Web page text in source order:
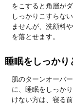
をこすると角層が
しっかりこすらな
ませんが、洗顔料
を落とせます。
睡眠をしっかり
肌のターンオーバ
に、睡眠をしっか
けない方は、寝る